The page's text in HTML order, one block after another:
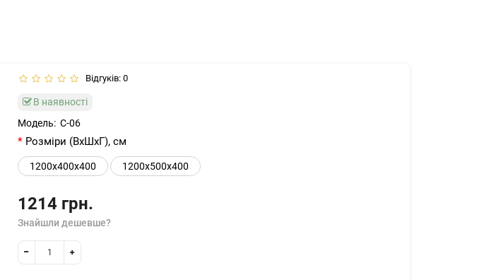
Відгуків: 0
В наявності
Модель: С-06
Розміри (ВхШхГ), см
1200х400х400 1200х500х400
1214 грн.
Знайшли дешевше?